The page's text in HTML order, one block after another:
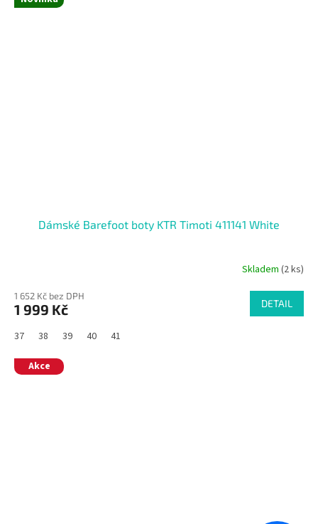
Dámské Barefoot boty KTR Timoti 411141 White
Skladem (2 ks)
1 652 Kč bez DPH
1 999 Kč DETAIL
37 38 39 40 41
Akce